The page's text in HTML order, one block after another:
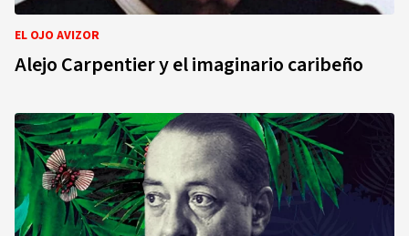
EL OJO AVIZOR
Alejo Carpentier y el imaginario caribeño